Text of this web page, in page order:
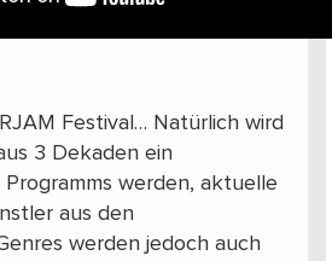
Festival… Natürlich wird
3 Dekaden ein
werden, aktuelle
aus den
werden jedoch auch